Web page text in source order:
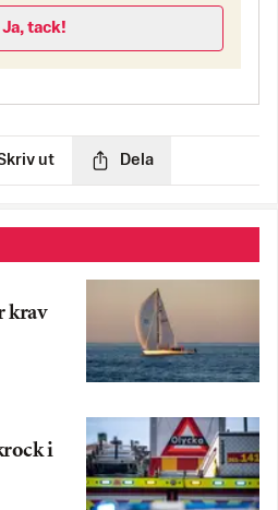
Ja, tack!
ut Dela
krav
i